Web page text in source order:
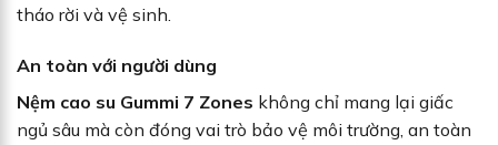
tháo rời và vệ sinh.
An toàn với người dùng
Nệm cao su Gummi 7 Zones không chỉ mang lại giấc
ngủ sâu mà còn đóng vai trò bảo vệ môi trường, an toàn